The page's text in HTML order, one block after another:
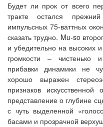
Будет ли прок от всего
тракте остался
импульсных 75-ваттных
сказать трудно. Mu-so
и убедительно на высоких
громкости – чистенько
прибавки динамики не
хорошо выражен
признаков
представление о глубине
с чуть выделенной
басами и прозрачной